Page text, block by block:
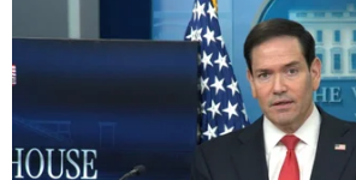
TIN CÙNG CHUYÊN MỤC
Hàn Quốc và Đài Loan lần đầu tiên
vượt Nhật Bản về kim ngạch xuất